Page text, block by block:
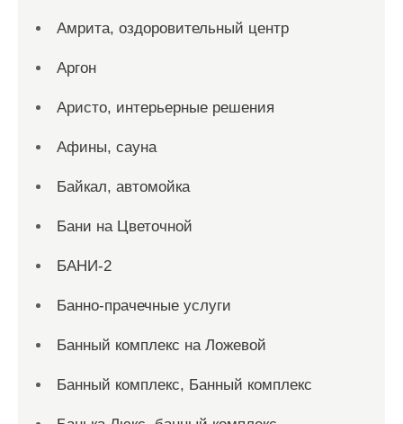
Амрита, оздоровительный центр
Аргон
Аристо, интерьерные решения
Афины, сауна
Байкал, автомойка
Бани на Цветочной
БАНИ-2
Банно-прачечные услуги
Банный комплекс на Ложевой
Банный комплекс, Банный комплекс